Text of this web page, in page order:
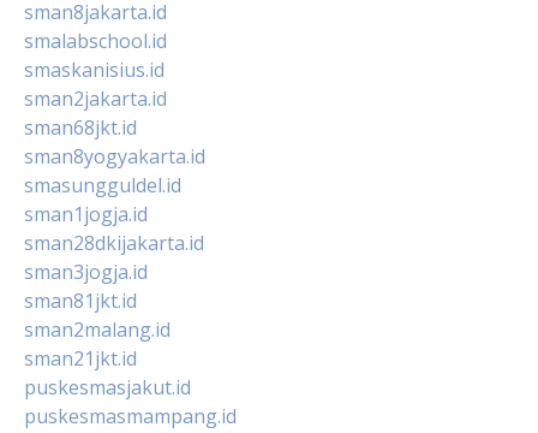
sman8jakarta.id
smalabschool.id
smaskanisius.id
sman2jakarta.id
sman68jkt.id
sman8yogyakarta.id
smasungguldel.id
sman1jogja.id
sman28dkijakarta.id
sman3jogja.id
sman81jkt.id
sman2malang.id
sman21jkt.id
puskesmasjakut.id
puskesmasmampang.id